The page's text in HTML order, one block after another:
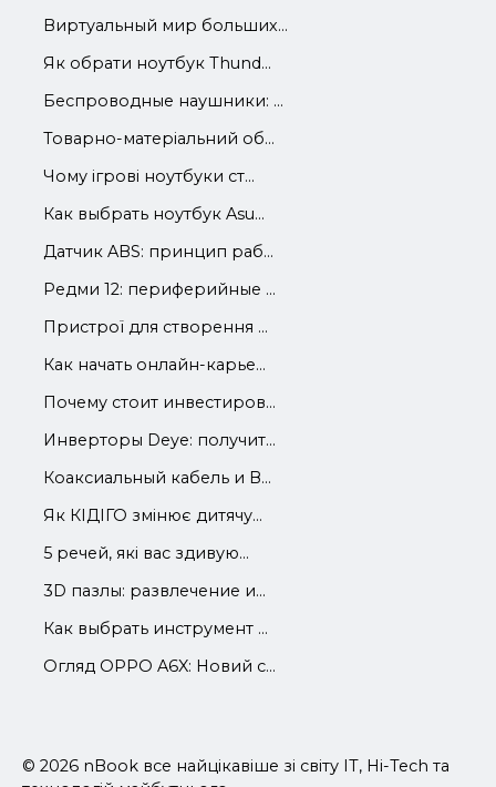
Виртуальный мир больших...
Як обрати ноутбук Thund...
Беспроводные наушники: ...
Товарно-матеріальний об...
Чому ігрові ноутбуки ст...
Как выбрать ноутбук Asu...
Датчик ABS: принцип раб...
Редми 12: периферийные ...
Пристрої для створення ...
Как начать онлайн-карье...
Почему стоит инвестиров...
Инверторы Deye: получит...
Коаксиальный кабель и В...
Як КІДІГО змінює дитячу...
5 речей, які вас здивую...
3D пазлы: развлечение и...
Как выбрать инструмент ...
Огляд OPPO A6X: Новий с...
© 2026 nBook все найцікавіше зі світу IT, Hi-Tech та